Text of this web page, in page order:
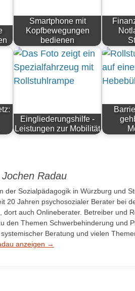
Smartphone mit
Kopfbewegungen
bedienen
Eingliederungshilfe -
Leistungen zur Mobilität
Radau
der Sozialpädagogik in Würzburg und
20 Jahren psychosozialer Berater bei
dort auch Onlineberater. Betreiber und
den Themen Schwerbehinderung und
Beratung und vielen
anzeigen →